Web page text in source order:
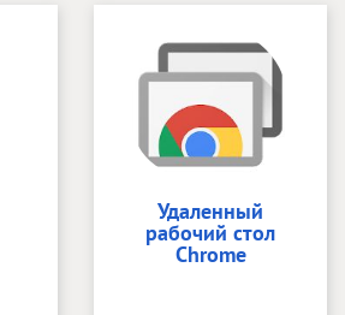
Удаленный
рабочий стол
Chrome